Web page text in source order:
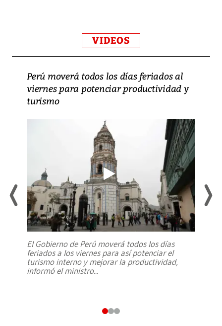
VIDEOS
Perú moverá todos los días feriados al
viernes para potenciar productividad y
turismo
El Gobierno de Perú moverá todos los días
feriados a los viernes para así potenciar el
turismo interno y mejorar la productividad,
informó el ministro...